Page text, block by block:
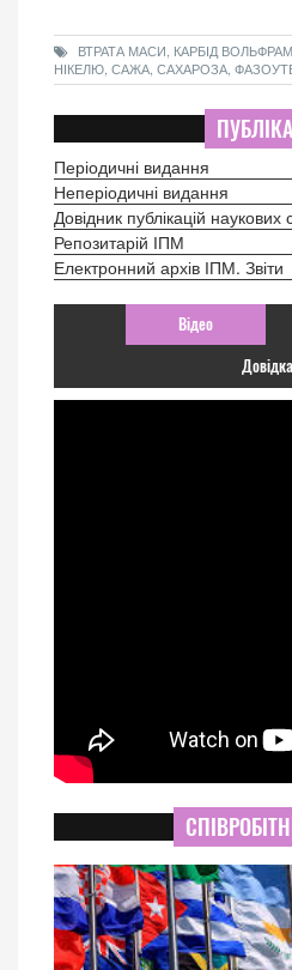
ВТРАТА МАСИ, КАРБІД
НІКЕЛЮ, САЖА, САХАРОЗА,
Періодичні видання
Неперіодичні видання
Довідник публікацій наукових
Репозитарій ІПМ
Електронний архів ІПМ. Звіти
Відео
Довідка